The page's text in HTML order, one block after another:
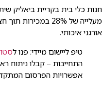
חנות כלי בית בקריית ביאליק
מעלייה של 28%
אורגני איכותי.
טיפ ליישום מיידי: פנו ל
התחייבות – קבלו ניתוח
אפשרויות הפרסום